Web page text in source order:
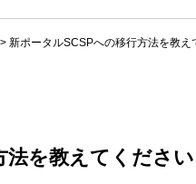
> 新ポータルSCSPへの移行方法を教え
法を教えてください